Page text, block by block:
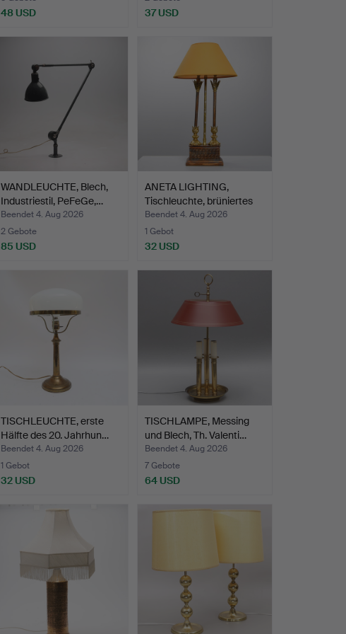
48 USD 37 USD
WANDLEUCHTE, Blech,
Industriestil, PeFeGe,…
Beendet 4. Aug 2026
2 Gebote
85 USD
ANETA LIGHTING,
Tischleuchte, brüniertes
M…
Beendet 4. Aug 2026
1 Gebot
32 USD
TISCHLEUCHTE, erste
Hälfte des 20. Jahrhun…
Beendet 4. Aug 2026
1 Gebot
32 USD
TISCHLAMPE, Messing
und Blech, Th. Valenti…
Beendet 4. Aug 2026
7 Gebote
64 USD